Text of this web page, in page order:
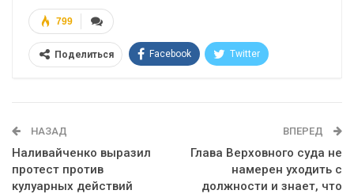
799
Поделиться Facebook Twitter
НАЗАД
Наливайченко выразил
протест против
кулуарных действий
ВПЕРЕД
Глава Верховного суда не
намерен уходить с
должности и знает, что